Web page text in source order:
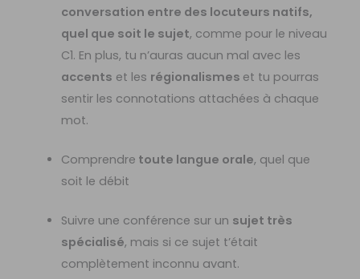
conversation entre des locuteurs natifs,
quel que soit le sujet, comme pour le niveau
C1. En plus, tu n’auras aucun mal avec les
accents et les régionalismes et tu pourras
sentir les connotations attachées à chaque
mot.
Comprendre toute langue orale, quel que
soit le débit
Suivre une conférence sur un sujet très
spécialisé, mais si ce sujet t’était
complètement inconnu avant.